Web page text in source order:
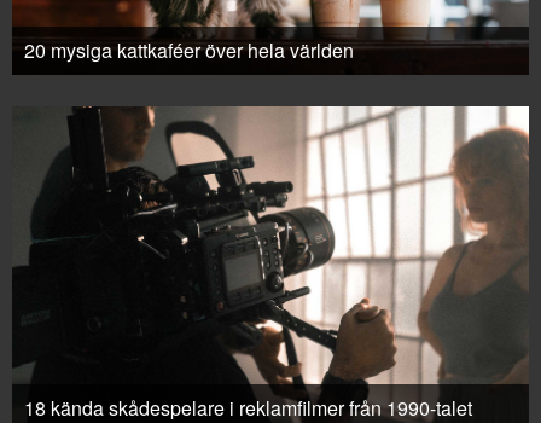
20 mysiga kattkaféer över hela världen
18 kända skådespelare i reklamfilmer från 1990-talet